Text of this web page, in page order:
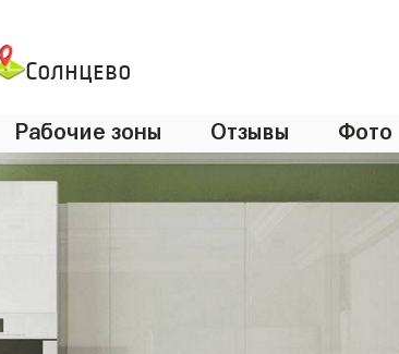
Солнцево
Рабочие зоны Отзывы Фото